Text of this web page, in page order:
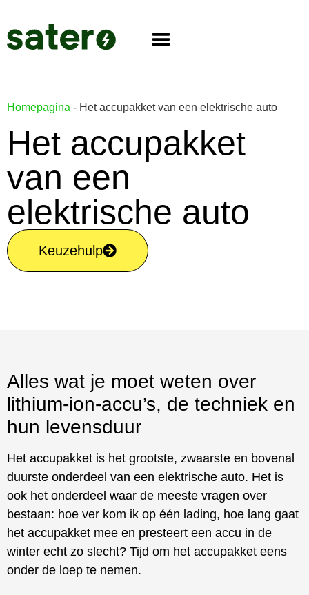
Homepagina - Het accupakket van een elektrische auto
Het accupakket
van een
elektrische auto
Keuzehulp
Alles wat je moet weten over
lithium-ion-accu’s, de techniek en
hun levensduur
Het accupakket is het grootste, zwaarste en bovenal
duurste onderdeel van een elektrische auto. Het is
ook het onderdeel waar de meeste vragen over
bestaan: hoe ver kom ik op één lading, hoe lang gaat
het accupakket mee en presteert een accu in de
winter echt zo slecht? Tijd om het accupakket eens
onder de loep te nemen.